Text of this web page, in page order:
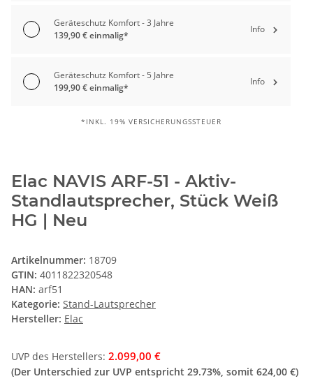
Geräteschutz Komfort - 3 Jahre
139,90 € einmalig*
Info
Geräteschutz Komfort - 5 Jahre
199,90 € einmalig*
Info
*INKL. 19% VERSICHERUNGSSTEUER
Elac NAVIS ARF-51 - Aktiv-
Standlautsprecher, Stück Weiß
HG | Neu
Artikelnummer: 18709
GTIN: 4011822320548
HAN: arf51
Kategorie: Stand-Lautsprecher
Hersteller: Elac
UVP des Herstellers: 2.099,00 €
(Der Unterschied zur UVP entspricht 29.73%, somit 624,00 €)